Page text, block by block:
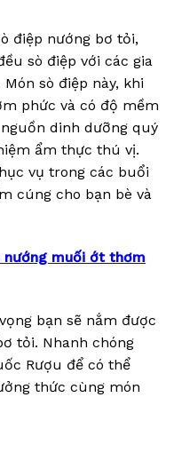
điệp nướng bơ tỏi,
sò điệp với các gia
sò điệp này, khi
phức và có độ mềm
dinh dưỡng quý
ẩm thực thú vị.
vụ trong các buổi
cúng cho bạn bè và
muối ớt thơm
bạn sẽ nắm được
tỏi. Nhanh chóng
Rượu để có thể
thức cùng món